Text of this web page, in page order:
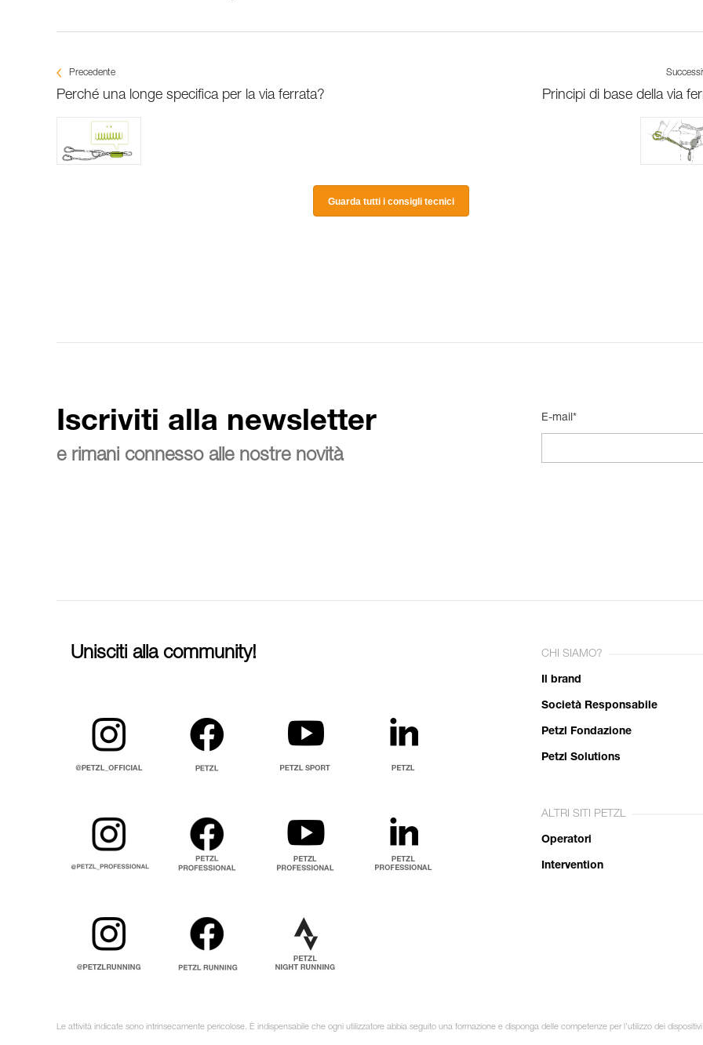
Precedente
Perché una longe specifica per la via ferrata? Principi di base della via
Guarda tutti i consigli tecnici
Iscriviti alla newsletter
e rimani connesso alle nostre novità
E-mail*
Unisciti alla community! CHI SIAMO?
Il brand
Società Responsabile
Petzl Fondazione
Petzl Solutions
ALTRI SITI PETZL
Operatori
Intervention
Le attività indicate sono intrinsecamente pericolose. È indispensabile che ogni utilizzatore abbia seguito una formazione e disponga delle competenze per l’utilizzo dei